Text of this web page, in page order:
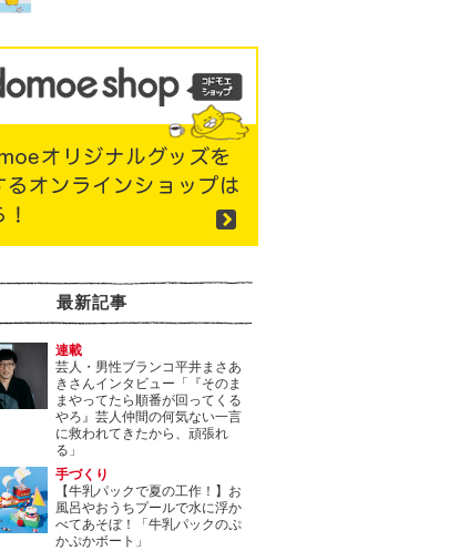
最新記事
連載
芸人・男性ブランコ平井まさあ
きさんインタビュー「『そのま
まやってたら順番が回ってくる
やろ』芸人仲間の何気ない一言
に救われてきたから、頑張れ
る」
手づくり
【牛乳パックで夏の工作！】お
風呂やおうちプールで水に浮か
べてあそぼ！「牛乳パックのぷ
かぷかボート」